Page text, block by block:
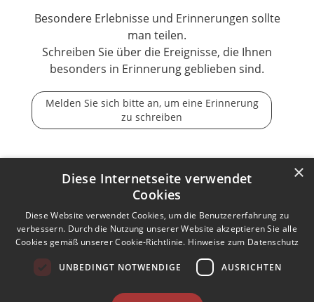
Besondere Erlebnisse und Erinnerungen sollte
man teilen.
Schreiben Sie über die Ereignisse, die Ihnen
besonders in Erinnerung geblieben sind.
Melden Sie sich bitte an, um eine Erinnerung
zu schreiben
Der Tod ist nicht das Ende, nicht die Vergänglichkeit,
Kontakt zum Autor aufnehmen Missbrauch melden
Nutzungsbedingungen Datenschutz
×
Diese Internetseite verwendet
Cookies
Diese Website verwendet Cookies, um die Benutzererfahrung zu
verbessern. Durch die Nutzung unserer Website akzeptieren Sie alle
Cookies gemäß unserer Cookie-Richtlinie. Hinweise zum Datenschutz
UNBEDINGT NOTWENDIGE AUSRICHTEN